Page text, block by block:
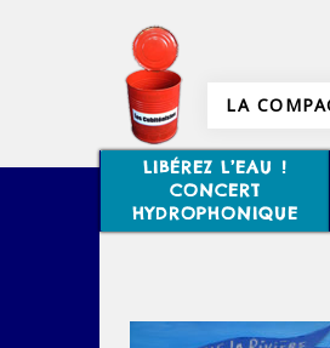
LA
LIBÉREZ L’EAU !
CONCERT
HYDROPHONIQUE